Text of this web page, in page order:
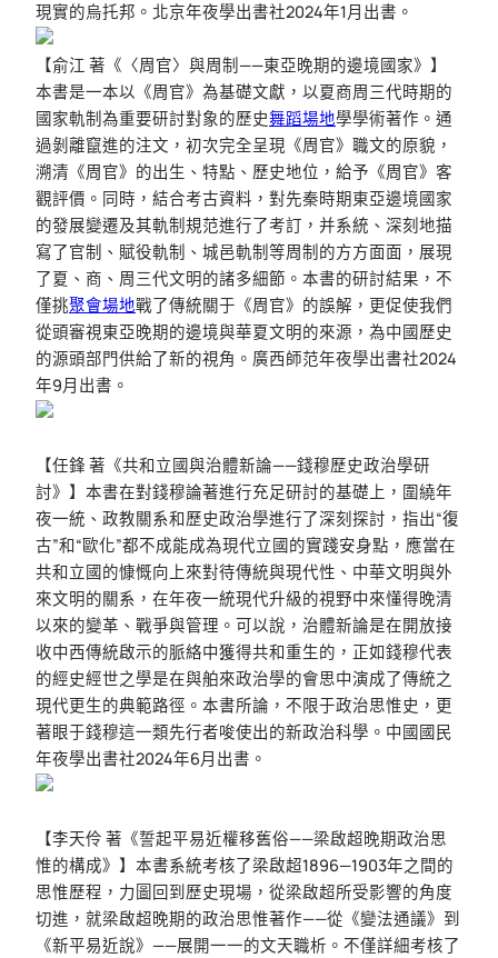
現實的烏托邦。北京年夜學出書社2024年1月出書。
【俞江 著《〈周官〉與周制——東亞晚期的邊境國家》】
本書是一本以《周官》為基礎文獻，以夏商周三代時期的
國家軌制為重要研討對象的歷史舞蹈場地學學術著作。通
過剝離竄進的注文，初次完全呈現《周官》職文的原貌，
溯清《周官》的出生、特點、歷史地位，給予《周官》客
觀評價。同時，結合考古資料，對先秦時期東亞邊境國家
的發展變遷及其軌制規范進行了考訂，并系統、深刻地描
寫了官制、賦役軌制、城邑軌制等周制的方方面面，展現
了夏、商、周三代文明的諸多細節。本書的研討結果，不
僅挑聚會場地戰了傳統關于《周官》的誤解，更促使我們
從頭審視東亞晚期的邊境與華夏文明的來源，為中國歷史
的源頭部門供給了新的視角。廣西師范年夜學出書社2024
年9月出書。
【任鋒 著《共和立國與治體新論——錢穆歷史政治學研
討》】本書在對錢穆論著進行充足研討的基礎上，圍繞年
夜一統、政教關系和歷史政治學進行了深刻探討，指出“復
古”和“歐化”都不成能成為現代立國的實踐安身點，應當在
共和立國的慷慨向上來對待傳統與現代性、中華文明與外
來文明的關系，在年夜一統現代升級的視野中來懂得晚清
以來的變革、戰爭與管理。可以說，治體新論是在開放接
收中西傳統啟示的脈絡中獲得共和重生的，正如錢穆代表
的經史經世之學是在與舶來政治學的會思中演成了傳統之
現代更生的典範路徑。本書所論，不限于政治思惟史，更
著眼于錢穆這一類先行者唆使出的新政治科學。中國國民
年夜學出書社2024年6月出書。
【李天伶 著《誓起平易近權移舊俗——梁啟超晚期政治思
惟的構成》】本書系統考核了梁啟超1896—1903年之間的
思惟歷程，力圖回到歷史現場，從梁啟超所受影響的角度
切進，就梁啟超晚期的政治思惟著作——從《變法通議》到
《新平易近說》——展開一一的文天職析。不僅詳細考核了